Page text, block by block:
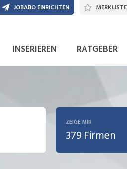
INSERIEREN RATGEBER
JOBABO EINRICHTEN MERKLISTE
ZEIGE MIR
379 Firmen